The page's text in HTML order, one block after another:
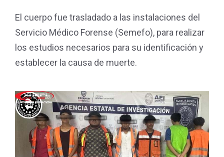
El cuerpo fue trasladado a las instalaciones del
Servicio Médico Forense (Semefo), para realizar
los estudios necesarios para su identificación y
establecer la causa de muerte.